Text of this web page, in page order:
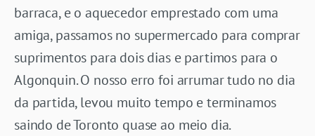
barraca, e o aquecedor emprestado com uma
amiga, passamos no supermercado para comprar
suprimentos para dois dias e partimos para o
Algonquin. O nosso erro foi arrumar tudo no dia
da partida, levou muito tempo e terminamos
saindo de Toronto quase ao meio dia.